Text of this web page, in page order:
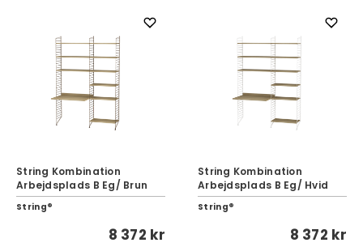
String Kombination
Arbejdsplads B Eg/ Brun
String®
8 372 kr
String Kombination
Arbejdsplads B Eg/ Hvid
String®
8 372 kr